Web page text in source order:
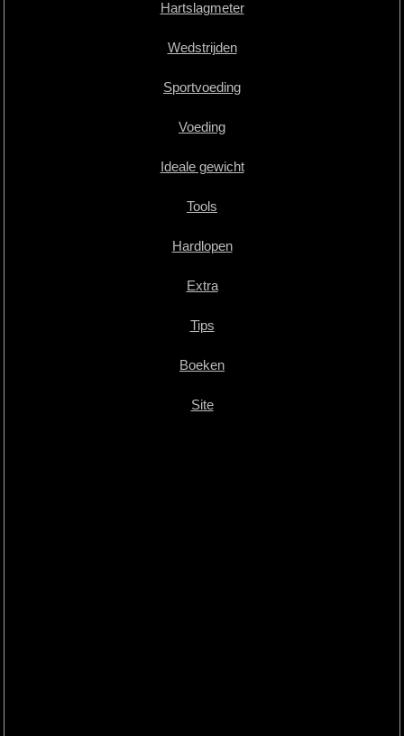
Hartslagmeter
Wedstrijden
Sportvoeding
Voeding
Ideale gewicht
Tools
Hardlopen
Extra
Tips
Boeken
Site